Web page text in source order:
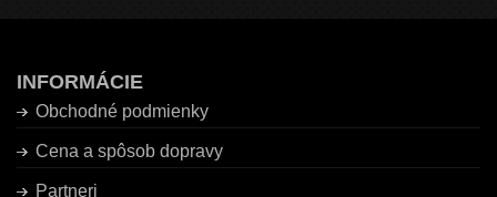
INFORMÁCIE
Obchodné podmienky
Cena a spôsob dopravy
Partneri